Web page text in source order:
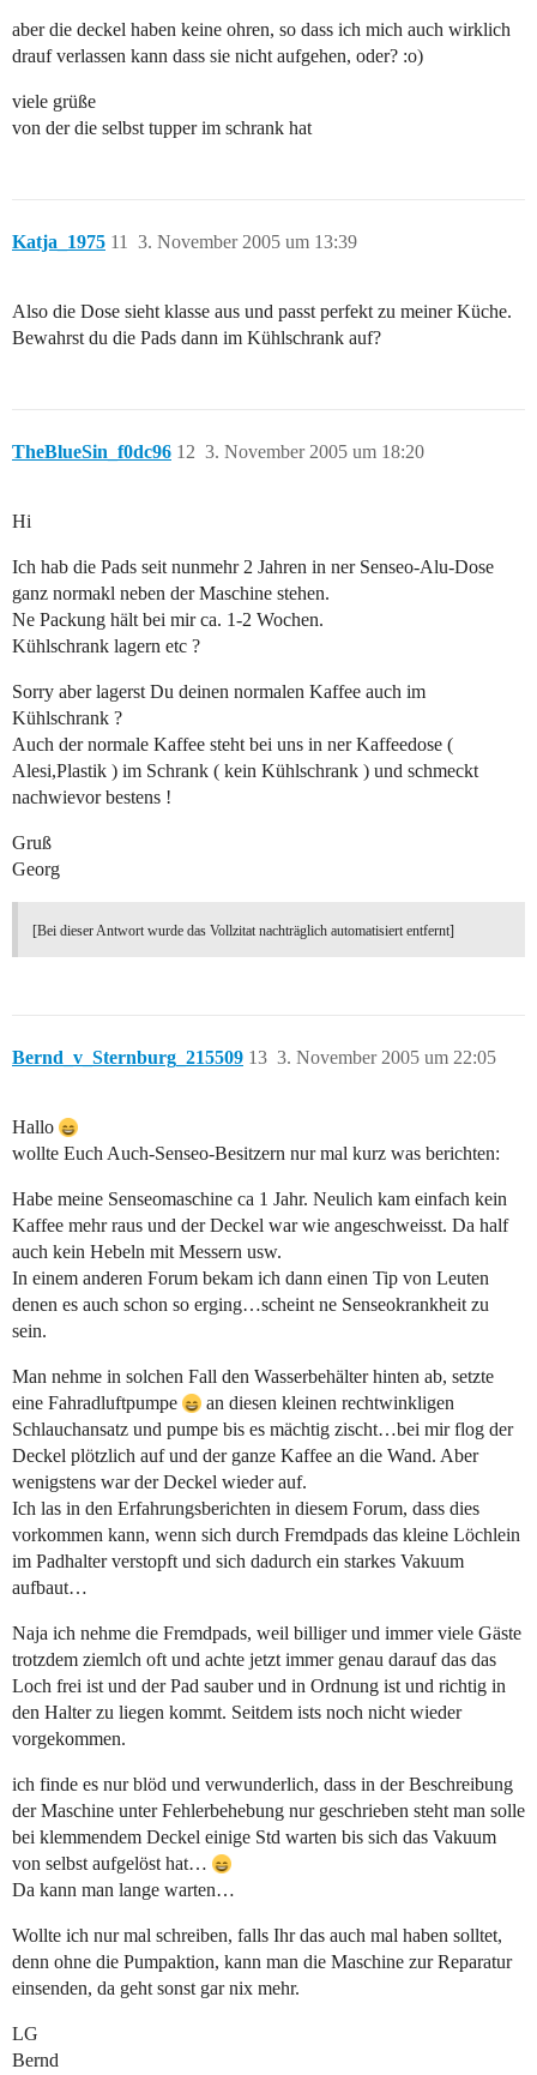
aber die deckel haben keine ohren, so dass ich mich auch wirklich
drauf verlassen kann dass sie nicht aufgehen, oder? :o)
viele grüße
von der die selbst tupper im schrank hat
Katja_1975 3. November 2005 um 13:39
11
Also die Dose sieht klasse aus und passt perfekt zu meiner Küche.
Bewahrst du die Pads dann im Kühlschrank auf?
TheBlueSin_f0dc96 3. November 2005 um 18:20
12
Hi
Ich hab die Pads seit nunmehr 2 Jahren in ner Senseo-Alu-Dose
ganz normakl neben der Maschine stehen.
Ne Packung hält bei mir ca. 1-2 Wochen.
Kühlschrank lagern etc ?
Sorry aber lagerst Du deinen normalen Kaffee auch im
Kühlschrank ?
Auch der normale Kaffee steht bei uns in ner Kaffeedose (
Alesi,Plastik ) im Schrank ( kein Kühlschrank ) und schmeckt
nachwievor bestens !
Gruß
Georg
[Bei dieser Antwort wurde das Vollzitat nachträglich automatisiert entfernt]
Bernd_v_Sternburg_215509 3. November 2005 um 22:05
13
Hallo
wollte Euch Auch-Senseo-Besitzern nur mal kurz was berichten:
Habe meine Senseomaschine ca 1 Jahr. Neulich kam einfach kein
Kaffee mehr raus und der Deckel war wie angeschweisst. Da half
auch kein Hebeln mit Messern usw.
In einem anderen Forum bekam ich dann einen Tip von Leuten
denen es auch schon so erging…scheint ne Senseokrankheit zu
sein.
Man nehme in solchen Fall den Wasserbehälter hinten ab, setzte
eine Fahradluftpumpe
an diesen kleinen rechtwinkligen
Schlauchansatz und pumpe bis es mächtig zischt…bei mir flog der
Deckel plötzlich auf und der ganze Kaffee an die Wand. Aber
wenigstens war der Deckel wieder auf.
Ich las in den Erfahrungsberichten in diesem Forum, dass dies
vorkommen kann, wenn sich durch Fremdpads das kleine Löchlein
im Padhalter verstopft und sich dadurch ein starkes Vakuum
aufbaut…
Naja ich nehme die Fremdpads, weil billiger und immer viele Gäste
trotzdem ziemlch oft und achte jetzt immer genau darauf das das
Loch frei ist und der Pad sauber und in Ordnung ist und richtig in
den Halter zu liegen kommt. Seitdem ists noch nicht wieder
vorgekommen.
ich finde es nur blöd und verwunderlich, dass in der Beschreibung
der Maschine unter Fehlerbehebung nur geschrieben steht man solle
bei klemmendem Deckel einige Std warten bis sich das Vakuum
von selbst aufgelöst hat…
Da kann man lange warten…
Wollte ich nur mal schreiben, falls Ihr das auch mal haben solltet,
denn ohne die Pumpaktion, kann man die Maschine zur Reparatur
einsenden, da geht sonst gar nix mehr.
LG
Bernd